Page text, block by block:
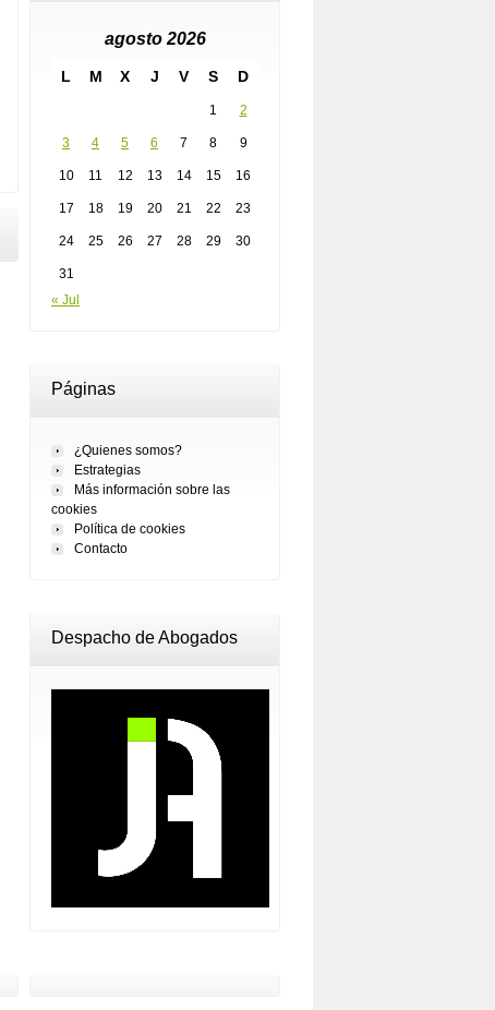
agosto 2026
L M X J V S D
1 2
3 4 5 6 7 8 9
10 11 12 13 14 15 16
17 18 19 20 21 22 23
24 25 26 27 28 29 30
31
« Jul
Páginas
¿Quienes somos?
Estrategias
Más información sobre las
cookies
Política de cookies
Contacto
Despacho de Abogados